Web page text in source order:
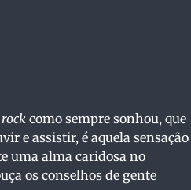
rock como sempre sonhou, que
e assistir, é aquela sensação
uma alma caridosa no
os conselhos de gente